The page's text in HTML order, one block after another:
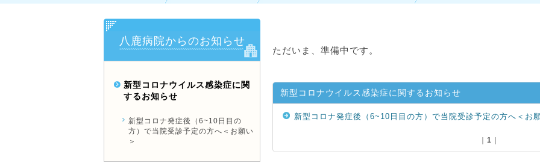
ただいま、準備中です。
新型コロナウイルス感染症に関するお知らせ
新型コロナ発症後（6~10日目の方）で当院受診予定の方へ＜お
1
八鹿病院からのお知らせ
新型コロナウイルス感染症に関
するお知らせ
新型コロナ発症後（6~10日目の
方）で当院受診予定の方へ＜お願い
＞